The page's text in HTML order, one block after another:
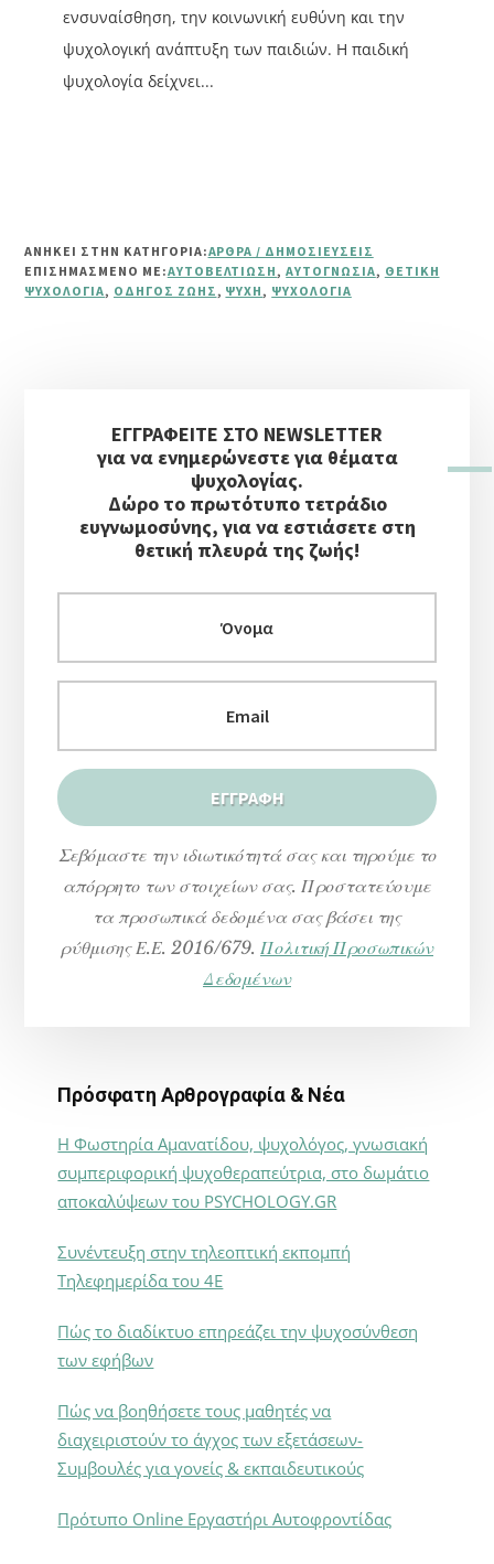
ενσυναίσθηση, την κοινωνική ευθύνη και την
ψυχολογική ανάπτυξη των παιδιών. Η παιδική
ψυχολογία δείχνει...
ΑΝΗΚΕΙ ΣΤΗΝ ΚΑΤΗΓΟΡΙΑ:ΆΡΘΡΑ / ΔΗΜΟΣΙΕΎΣΕΙΣ
ΕΠΙΣΗΜΑΣΜΈΝΟ ΜΕ:ΑΥΤΟΒΕΛΤΊΩΣΗ,ΑΥΤΟΓΝΩΣΊΑ, ΘΕΤΙΚΉ
ΨΥΧΟΛΟΓΊΑ, ΟΔΗΓΌΣ ΖΩΉΣ, ΨΥΧΉ, ΨΥΧΟΛΟΓΊΑ
ΠλευρικήΕΓΓΡΑΦΕΙΤΕ ΣΤΟ NEWSLETTER
για να ενημερώνεστε για θέματα
ψυχολογίας.
Δώρο το πρωτότυπο τετράδιο
ευγνωμοσύνης, για να εστιάσετε στη
θετική πλευρά της ζωής!
Σεβόμαστε την ιδιωτικότητά σας και τηρούμε το
απόρρητο των στοιχείων σας. Προστατεύουμε
τα προσωπικά δεδομένα σας βάσει της
ρύθμισης Ε.Ε. 2016/679. Πολιτική Προσωπικών
Δεδομένων
Πρόσφατη Αρθρογραφία & Νέα
Η Φωστηρία Αμανατίδου, ψυχολόγος, γνωσιακή
συμπεριφορική ψυχοθεραπεύτρια, στο δωμάτιο
αποκαλύψεων του PSYCHOLOGY.GR
Συνέντευξη στην τηλεοπτική εκπομπή
Τηλεφημερίδα του 4Ε
Πώς το διαδίκτυο επηρεάζει την ψυχοσύνθεση
των εφήβων
Πώς να βοηθήσετε τους μαθητές να
διαχειριστούν το άγχος των εξετάσεων-
Συμβουλές για γονείς & εκπαιδευτικούς
Πρότυπο Online Εργαστήρι Αυτοφροντίδας